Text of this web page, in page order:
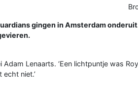
gingen in Amsterdam
Lenaarts. ‘Een lichtpuntje was
niet.’